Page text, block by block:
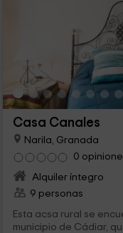
Casa Canales
Narila, Granada
0
Alquiler íntegro
9 personas
Esta acsa rural se
municipio de Cádiar,